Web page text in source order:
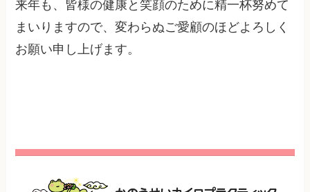
まいりますので、変わらぬご愛顧のほどよろしく
お願い申し上げます。